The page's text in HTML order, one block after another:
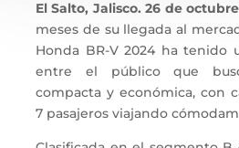
El Salto, Jalisco. 26 de
meses de su llegada al
Honda BR-V 2024 ha tenido
entre el público que
compacta y económica, con
7 pasajeros viajando